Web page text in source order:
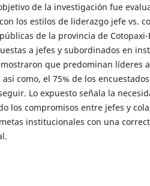
de la investigación fue
los estilos de liderazgo jefe vs.
de la provincia de Cotopaxi-
a jefes y subordinados en
que predominan líderes
como, el 75% de los
Lo expuesto señala la
los compromisos entre jefes y
institucionales con una